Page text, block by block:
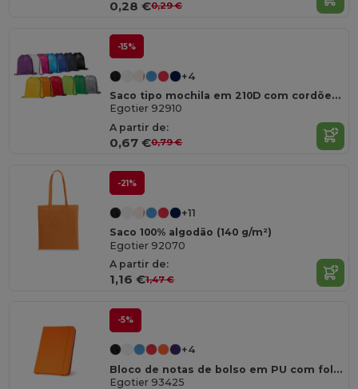
0,28 €0,29 €
-15%
+4
Saco tipo mochila em 210D com cordões em preto
Egotier 92910
A partir de:
0,67 €0,79 €
-21%
+11
Saco 100% algodão (140 g/m²)
Egotier 92070
A partir de:
1,16 €1,47 €
-5%
+4
Bloco de notas de bolso em PU com folhas lisas
Egotier 93425